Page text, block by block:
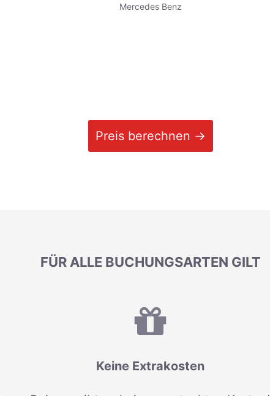
Mercedes Benz
Preis berechnen →
FÜR ALLE BUCHUNGSARTEN GILT
Keine Extrakosten